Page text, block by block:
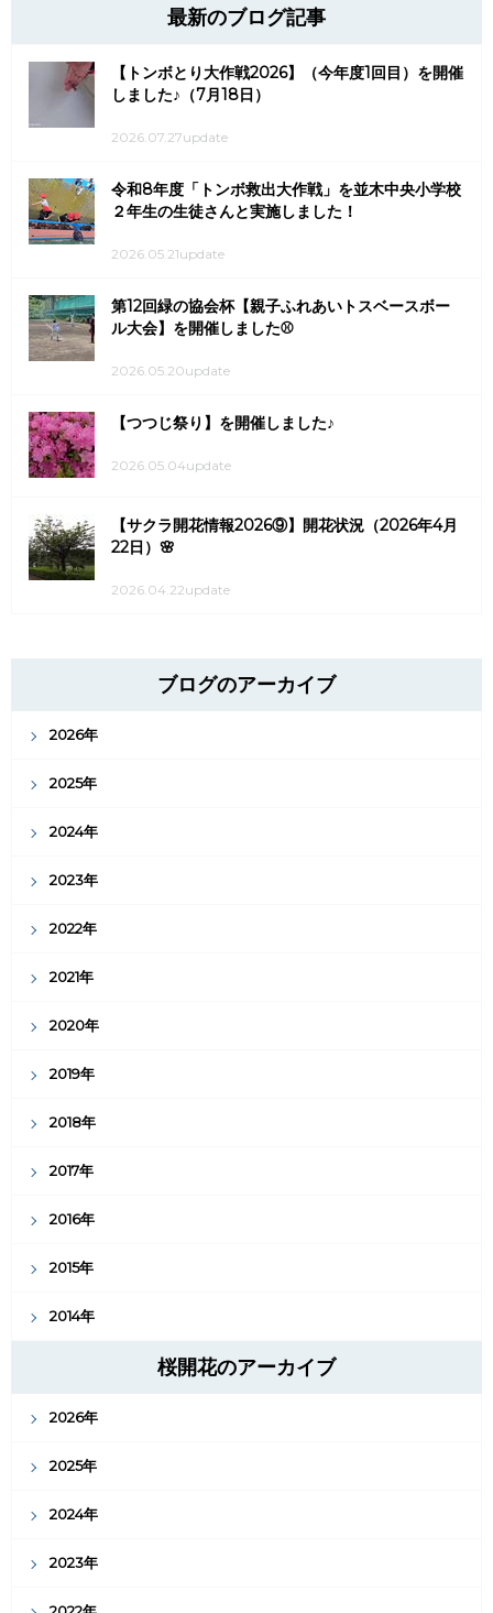
最新のブログ記事
【トンボとり大作戦2026】（今年度1回目）を開催
しました♪（7月18日）
2026.07.27update
令和8年度「トンボ救出大作戦」を並木中央小学校
２年生の生徒さんと実施しました！
2026.05.21update
第12回緑の協会杯【親子ふれあいトスベースボー
ル大会】を開催しました⚾
2026.05.20update
【つつじ祭り】を開催しました♪
2026.05.04update
【サクラ開花情報2026⑨】開花状況（2026年4月
22日）🌸
2026.04.22update
ブログのアーカイブ
2026年
2025年
2024年
2023年
2022年
2021年
2020年
2019年
2018年
2017年
2016年
2015年
2014年
桜開花のアーカイブ
2026年
2025年
2024年
2023年